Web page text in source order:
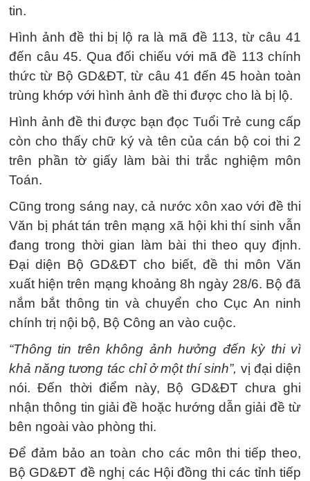
tin.
Hình ảnh đề thi bị lộ ra là mã đề 113, từ câu 41
đến câu 45. Qua đối chiếu với mã đề 113 chính
thức từ Bộ GD&ĐT, từ câu 41 đến 45 hoàn toàn
trùng khớp với hình ảnh đề thi được cho là bị lộ.
Hình ảnh đề thi được bạn đọc Tuổi Trẻ cung cấp
còn cho thấy chữ ký và tên của cán bộ coi thi 2
trên phần tờ giấy làm bài thi trắc nghiệm môn
Toán.
Cũng trong sáng nay, cả nước xôn xao với đề thi
Văn bị phát tán trên mạng xã hội khi thí sinh vẫn
đang trong thời gian làm bài thi theo quy định.
Đại diện Bộ GD&ĐT cho biết, đề thi môn Văn
xuất hiện trên mạng khoảng 8h ngày 28/6. Bộ đã
nắm bắt thông tin và chuyển cho Cục An ninh
chính trị nội bộ, Bộ Công an vào cuộc.
“Thông tin trên không ảnh hưởng đến kỳ thi vì
khả năng tương tác chỉ ở một thí sinh”, vị đại diện
nói. Đến thời điểm này, Bộ GD&ĐT chưa ghi
nhận thông tin giải đề hoặc hướng dẫn giải đề từ
bên ngoài vào phòng thi.
Để đảm bảo an toàn cho các môn thi tiếp theo,
Bộ GD&ĐT đề nghị các Hội đồng thi các tỉnh tiếp